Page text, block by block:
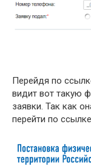
Перейдя по
видит вот такую
заявки. Так как
перейти по